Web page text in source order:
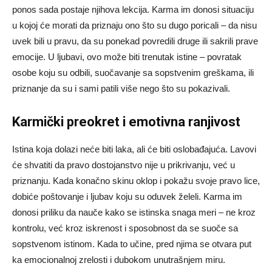
ponos sada postaje njihova lekcija. Karma im donosi situaciju
u kojoj će morati da priznaju ono što su dugo poricali – da nisu
uvek bili u pravu, da su ponekad povredili druge ili sakrili prave
emocije. U ljubavi, ovo može biti trenutak istine – povratak
osobe koju su odbili, suočavanje sa sopstvenim greškama, ili
priznanje da su i sami patili više nego što su pokazivali.
Karmički preokret i emotivna ranjivost
Istina koja dolazi neće biti laka, ali će biti oslobađajuća. Lavovi
će shvatiti da pravo dostojanstvo nije u prikrivanju, već u
priznanju. Kada konačno skinu oklop i pokažu svoje pravo lice,
dobiće poštovanje i ljubav koju su oduvek želeli. Karma im
donosi priliku da nauče kako se istinska snaga meri – ne kroz
kontrolu, već kroz iskrenost i sposobnost da se suoče sa
sopstvenom istinom. Kada to učine, pred njima se otvara put
ka emocionalnoj zrelosti i dubokom unutrašnjem miru.